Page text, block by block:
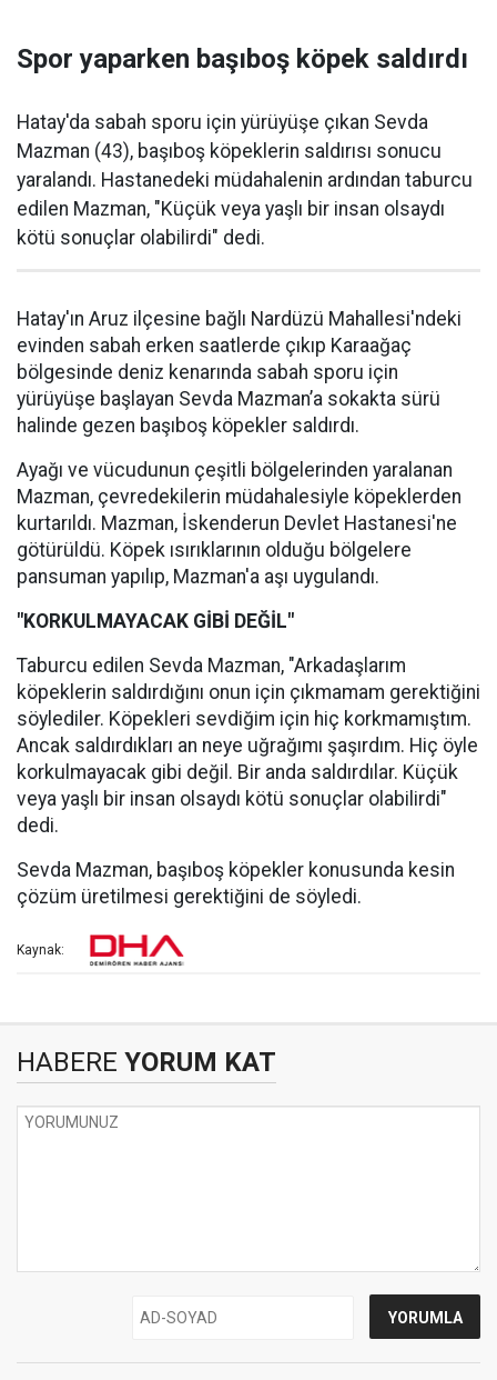
Spor yaparken başıboş köpek saldırdı
Hatay'da sabah sporu için yürüyüşe çıkan Sevda
Mazman (43), başıboş köpeklerin saldırısı sonucu
yaralandı. Hastanedeki müdahalenin ardından taburcu
edilen Mazman, "Küçük veya yaşlı bir insan olsaydı
kötü sonuçlar olabilirdi" dedi.
Hatay'ın Aruz ilçesine bağlı Nardüzü Mahallesi'ndeki
evinden sabah erken saatlerde çıkıp Karaağaç
bölgesinde deniz kenarında sabah sporu için
yürüyüşe başlayan Sevda Mazman’a sokakta sürü
halinde gezen başıboş köpekler saldırdı.
Ayağı ve vücudunun çeşitli bölgelerinden yaralanan
Mazman, çevredekilerin müdahalesiyle köpeklerden
kurtarıldı. Mazman, İskenderun Devlet Hastanesi'ne
götürüldü. Köpek ısırıklarının olduğu bölgelere
pansuman yapılıp, Mazman'a aşı uygulandı.
"KORKULMAYACAK GİBİ DEĞİL"
Taburcu edilen Sevda Mazman, "Arkadaşlarım
köpeklerin saldırdığını onun için çıkmamam gerektiğini
söylediler. Köpekleri sevdiğim için hiç korkmamıştım.
Ancak saldırdıkları an neye uğrağımı şaşırdım. Hiç öyle
korkulmayacak gibi değil. Bir anda saldırdılar. Küçük
veya yaşlı bir insan olsaydı kötü sonuçlar olabilirdi"
dedi.
Sevda Mazman, başıboş köpekler konusunda kesin
çözüm üretilmesi gerektiğini de söyledi.
Kaynak:
HABERE YORUM KAT